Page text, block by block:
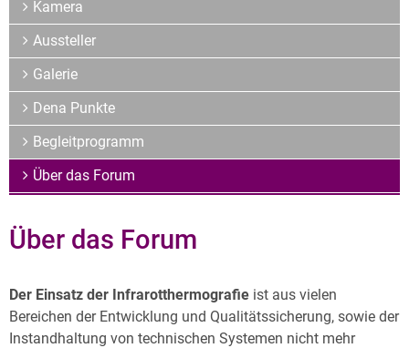
Über uns
Kamera
Aussteller
Galerie
Dena Punkte
Begleitprogramm
Über das Forum
Über das Forum
Der Einsatz der Infrarotthermografie ist aus vielen
Bereichen der Entwicklung und Qualitätssicherung, sowie der
Instandhaltung von technischen Systemen nicht mehr